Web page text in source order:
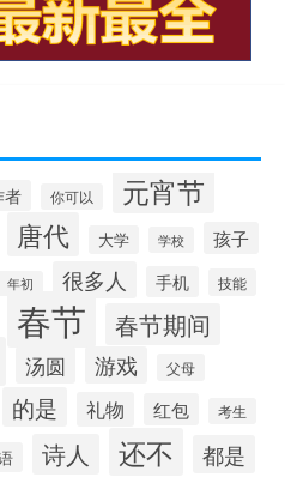
者 你可以 元宵节
唐代 大学 学校 孩子
年初 很多人 手机 技能
春节 春节期间
汤圆 游戏 父母
的是 礼物 红包 考生
诗人 还不 都是